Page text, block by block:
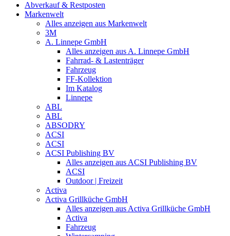
Abverkauf & Restposten
Markenwelt
Alles anzeigen aus Markenwelt
3M
A. Linnepe GmbH
Alles anzeigen aus A. Linnepe GmbH
Fahrrad- & Lastenträger
Fahrzeug
FF-Kollektion
Im Katalog
Linnepe
ABL
ABL
ABSODRY
ACSI
ACSI
ACSI Publishing BV
Alles anzeigen aus ACSI Publishing BV
ACSI
Outdoor | Freizeit
Activa
Activa Grillküche GmbH
Alles anzeigen aus Activa Grillküche GmbH
Activa
Fahrzeug